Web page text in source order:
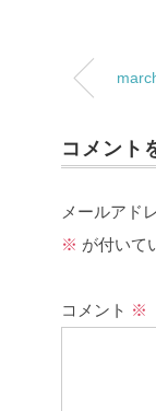
コメント
メールアド
※ が付いて
コメント ※